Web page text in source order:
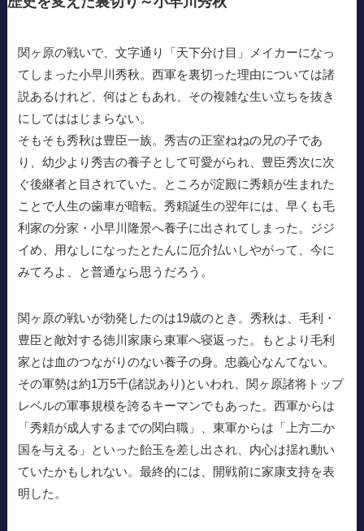
関ヶ原の戦いで、文字通り「天下分け目」メイカーになっ
てしまった小早川秀秋。西軍を裏切った理由については諸
説あるけれど、何はともあれ、その複雑な生い立ちを抜き
にしてははじまらない。
そもそも秀秋は豊臣一族。秀吉の正室ねねの兄の子であ
り、幼少より秀吉の養子として可愛がられ、豊臣秀次に次
ぐ後継者と目されていた。ところが淀殿に秀頼が生まれた
ことで人生の歯車が暗転。秀頼誕生の翌年には、早くも毛
利家の分家・小早川隆景へ養子に出されてしまった。ジジ
イめ、用なしになったとたんに厄介払いしやがって、今に
みてろよ、と普通なら思うだろう。
関ヶ原の戦いが勃発したのは19歳のとき。秀秋は、毛利・
豊臣と敵対する徳川家康ら東軍へ寝返った。もとより毛利
家とは血のつながりのない養子の身。忠義心なんてない。
その軍勢は約1万5千(諸説あり)といわれ、関ヶ原諸将トップ
レベルの軍事規模を誇るキーマンでもあった。西軍からは
「秀頼が成人するまでの関白職」、東軍からは「上方二か
国を与える」といった飴玉を差し出され、内心は揺れ動い
ていたかもしれない。最終的には、開戦前に家康支持を表
明した。